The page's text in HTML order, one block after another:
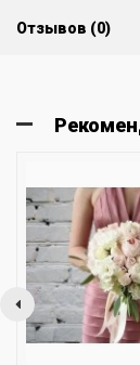
Отзывов (0)